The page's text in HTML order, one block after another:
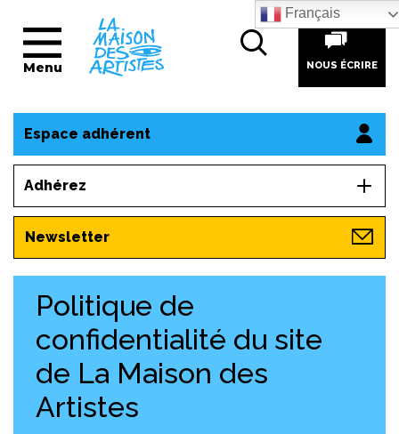
Menu NOUS ÉCRIRE
Espace adhérent
Adhérez
Newsletter
Politique de
confidentialité du site
de La Maison des
Artistes
Français